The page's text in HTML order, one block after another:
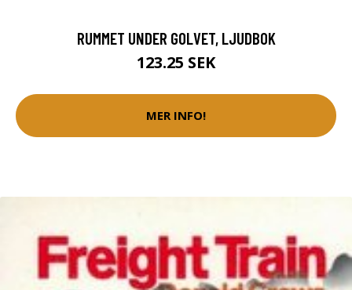
RUMMET UNDER GOLVET, LJUDBOK
123.25 SEK
MER INFO!